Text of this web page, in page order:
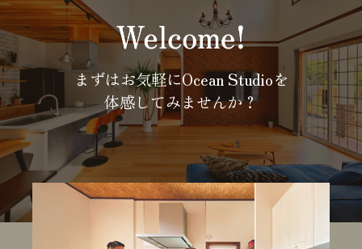
まずはお気軽にOcean Studioを
体感してみませんか？